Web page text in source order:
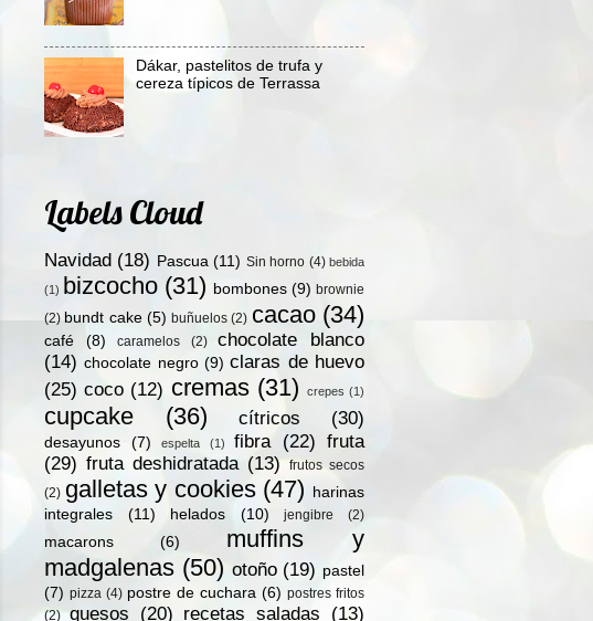
Dákar, pastelitos de trufa y
cereza típicos de Terrassa
Labels Cloud
Navidad (18) Pascua (11) Sin horno (4) bebida
(1) bizcocho (31) bombones (9) brownie
(2) bundt cake (5) buñuelos (2) cacao (34)
café (8) caramelos (2)
chocolate blanco
(14) chocolate negro (9) claras de huevo
(25) coco (12) cremas (31) crepes (1)
cupcake (36) cítricos (30)
desayunos (7) espelta (1) fibra (22) fruta
(29) fruta deshidratada (13)
frutos secos
(2) galletas y cookies (47)
harinas
integrales
(11) helados (10) jengibre (2)
macarons (6)
muffins y
madgalenas (50) otoño (19) pastel
(7) pizza (4) postre de cuchara (6) postres fritos
(2) quesos (20) recetas saladas (13)